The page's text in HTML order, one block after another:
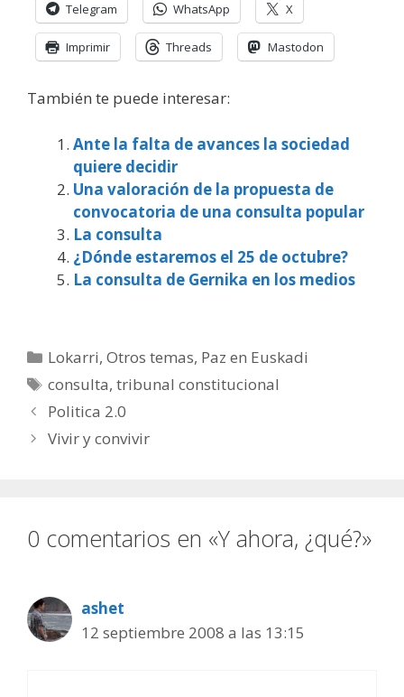
Telegram WhatsApp X
Imprimir Threads Mastodon
También te puede interesar:
Ante la falta de avances la sociedad
quiere decidir
Una valoración de la propuesta de
convocatoria de una consulta popular
La consulta
¿Dónde estaremos el 25 de octubre?
La consulta de Gernika en los medios
Categorías
Lokarri,Otros temas, Paz en Euskadi
Etiquetas
consulta,tribunal constitucional
Politica 2.0
Vivir y convivir
0 comentarios en «Y ahora, ¿qué?»
ashet
12 septiembre 2008 a las 13:15